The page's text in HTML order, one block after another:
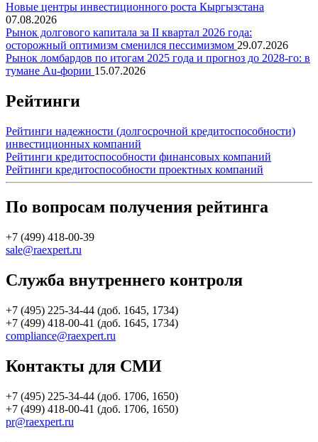
Новые центры инвестиционного роста Кыргызстана
07.08.2026
Рынок долгового капитала за II квартал 2026 года:
осторожный оптимизм сменился пессимизмом 29.07.2026
Рынок ломбардов по итогам 2025 года и прогноз до 2028-го: в
тумане Au-фории 15.07.2026
Рейтинги
Рейтинги надежности (долгосрочной кредитоспособности)
инвестиционных компаний
Рейтинги кредитоспособности финансовых компаний
Рейтинги кредитоспособности проектных компаний
По вопросам получения рейтинга
+7 (499) 418-00-39
sale@raexpert.ru
Служба внутреннего контроля
+7 (495) 225-34-44 (доб. 1645, 1734)
+7 (499) 418-00-41 (доб. 1645, 1734)
compliance@raexpert.ru
Контакты для СМИ
+7 (495) 225-34-44 (доб. 1706, 1650)
+7 (499) 418-00-41 (доб. 1706, 1650)
pr@raexpert.ru